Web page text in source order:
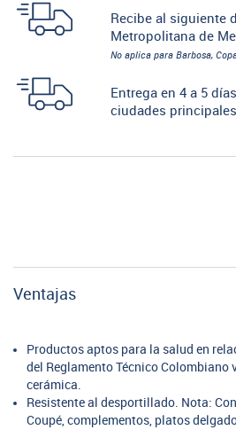
Recibe al siguiente
Metropolitana de
No aplica para Barbosa,
Entrega en 4 a 5
ciudades
Ventajas
Productos aptos para la salud en
del Reglamento Técnico Colombiano
cerámica.
Resistente al desportillado. Nota:
Coupé, complementos, platos